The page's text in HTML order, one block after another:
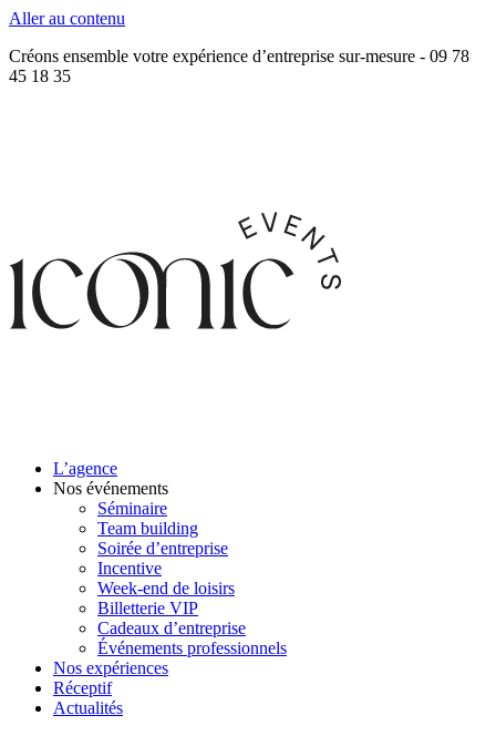
Aller au contenu
Créons ensemble votre expérience d’entreprise sur-mesure - 09 78
45 18 35
L’agence
Nos événements
Séminaire
Team building
Soirée d’entreprise
Incentive
Week-end de loisirs
Billetterie VIP
Cadeaux d’entreprise
Événements professionnels
Nos expériences
Réceptif
Actualités